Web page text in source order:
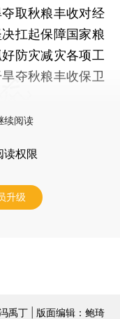
取秋粮丰收对经
扛起保障国家粮
防灾减灾各项工
夺秋粮丰收保卫
续阅读
读权限
升级
禹丁 | 版面编辑：鲍琦